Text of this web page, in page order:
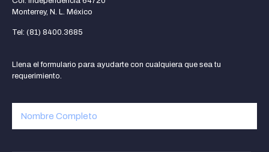
Monterrey, N. L. México
Tel: (81) 8400.3685
Llena el formulario para ayudarte con cualquiera que sea tu
requerimiento.